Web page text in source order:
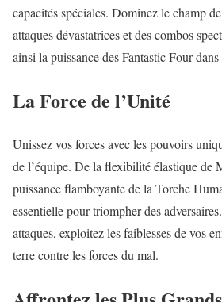
capacités spéciales. Dominez le champ
attaques dévastatrices et des combos
ainsi la puissance des Fantastic Four
La Force de l’Unité
Unissez vos forces avec les pouvoirs
de l’équipe. De la flexibilité élastique de
puissance flamboyante de la Torche
essentielle pour triompher des
attaques, exploitez les faiblesses de vos
terre contre les forces du mal.